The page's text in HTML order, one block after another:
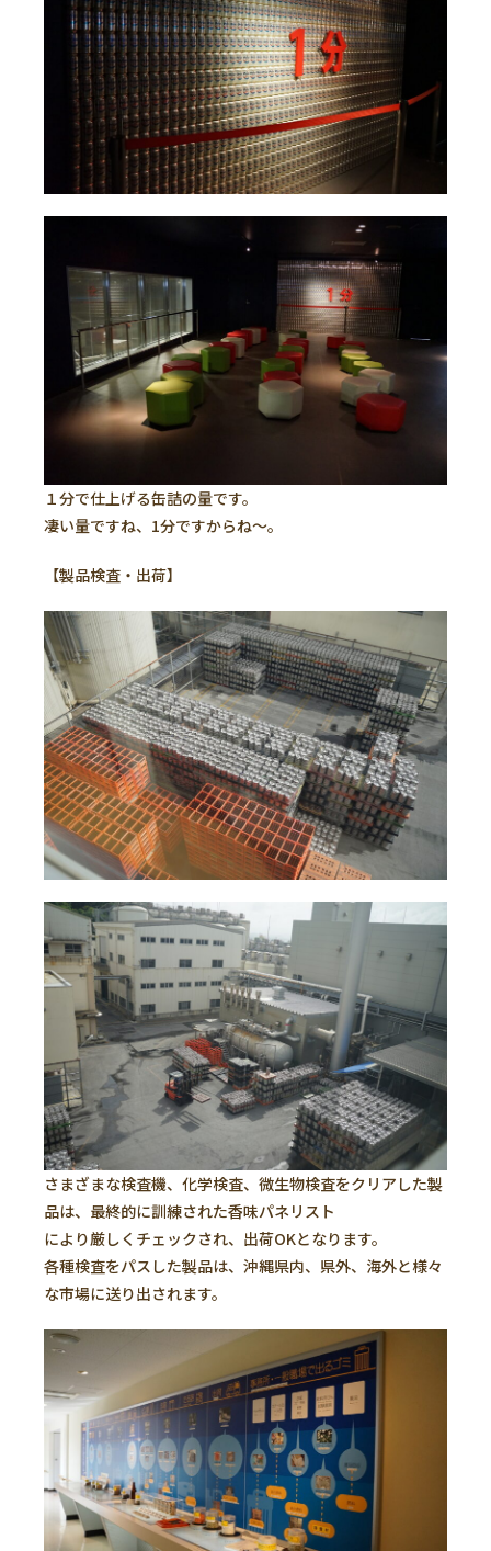
１分で仕上げる缶詰の量です。
凄い量ですね、1分ですからね～。
【製品検査・出荷】
さまざまな検査機、化学検査、微生物検査をクリアした製
品は、最終的に訓練された香味パネリスト
により厳しくチェックされ、出荷OKとなります。
各種検査をパスした製品は、沖縄県内、県外、海外と様々
な市場に送り出されます。